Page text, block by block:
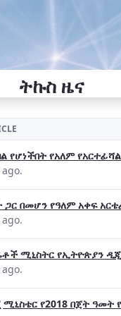
ትኩስ ዜና
የሆነችበት የአለም
ጋር በመሆን የዓለም አቀፍ
ሚኒስትር የኢትዮጵያን
የ2018 በጀት